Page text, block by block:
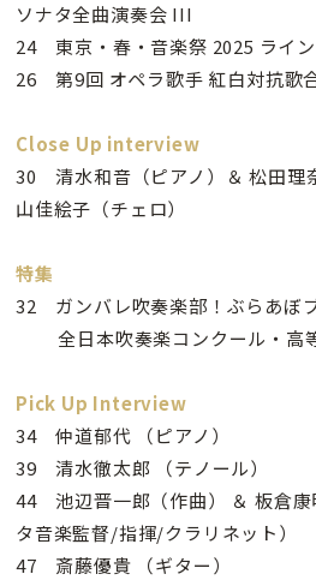
ソナタ全曲演奏会 III
24 東京・春・音楽祭 2025 ライン
26 第9回 オペラ歌手 紅白対抗歌
Close Up interview
30 清水和音（ピアノ）＆ 松田理
山佳絵子（チェロ）
特集
32 ガンバレ吹奏楽部！ぶらあぼ
全日本吹奏楽コンクール・高
Pick Up Interview
34 仲道郁代 （ピアノ）
39 清水徹太郎 （テノール）
44 池辺晋一郎（作曲） ＆ 板倉康
タ音楽監督/指揮/クラリネット）
47 斎藤優貴 （ギター）